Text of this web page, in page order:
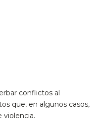
conflictos al
que, en algunos casos,
violencia.